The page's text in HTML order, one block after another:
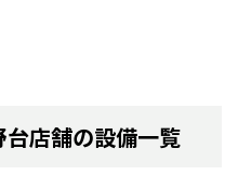
店舗の設備一覧